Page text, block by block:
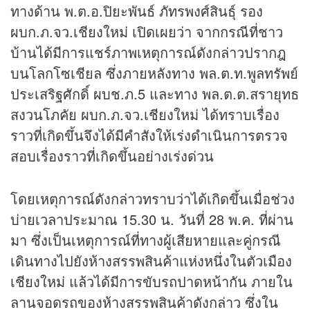
ทางด้าน พ.ต.อ.ปิยะพันธ์ ภัทรพงศ์สินธุ์ รอง
ผบก.ภ.จว.เชียงใหม่ เปิดเผยว่า จากกรณีที่ชาว
บ้านได้มีการแชร์ภาพเหตุการณ์ดังกล่าวปรากฎ
บนโลกโซเชียล ซึ่งภายหลังทาง พล.ต.ท.พูลทรัพย์
ประเสริฐศักดิ์ ผบช.ภ.5 และทาง พล.ต.ต.สรายุทธ
สงวนโภคัย ผบก.ภ.จว.เชียงใหม่ ได้ทราบเรื่อง
ราวที่เกิดขึ้นจึงได้มีคำสังให้เร่งดำเนินการตรวจ
สอบเรื่องราวที่เกิดขึ้นอย่างเร่งด่วน
โดยเหตุการณ์ดังกล่าวทราบว่าได้เกิดขึ้นเมื่อช่วง
บ่ายเวลาประมาณ 15.30 น. วันที่ 28 พ.ค. ที่ผ่าน
มา ซึ่งเป็นเหตุการณ์ที่ทางผู้เสียหายและคู่กรณี
เดินทางไปยังห้างสรรพสินค้าแห่งหนึ่งในตัวเมือง
เชียงใหม่ แล้วได้มีการขับรถปาดหน้ากัน ภายใน
ลานจอดรถของห้างสรรพสินค้าดังกล่าว ซึ่งใน